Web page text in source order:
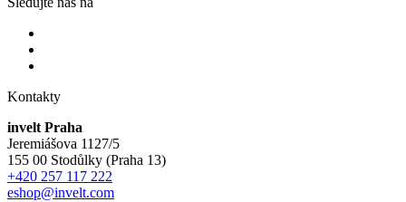
Kontakty
invelt Praha
Jeremiášova 1127/5
155 00 Stodůlky (Praha 13)
+420 257 117 222
eshop@invelt.com